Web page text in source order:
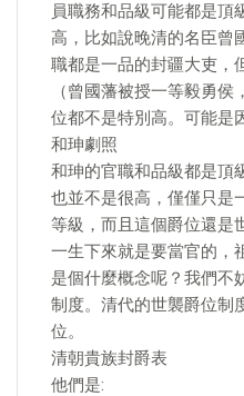
員職務和品級可能都是頂
高，比如說晚清的名臣曾
職都是一品的封疆大吏，
（曾國藩被授一等毅勇
位都不是特別高。可能是
和珅劇照
和珅的官職和品級都是頂
也並不是很高，僅僅只是
等級，而且這個爵位還是
一生下來就是要當官的，
是個什麼概念呢？我們不
制度。清代的世襲爵位制
位。
清朝貴族封爵表
他們是: